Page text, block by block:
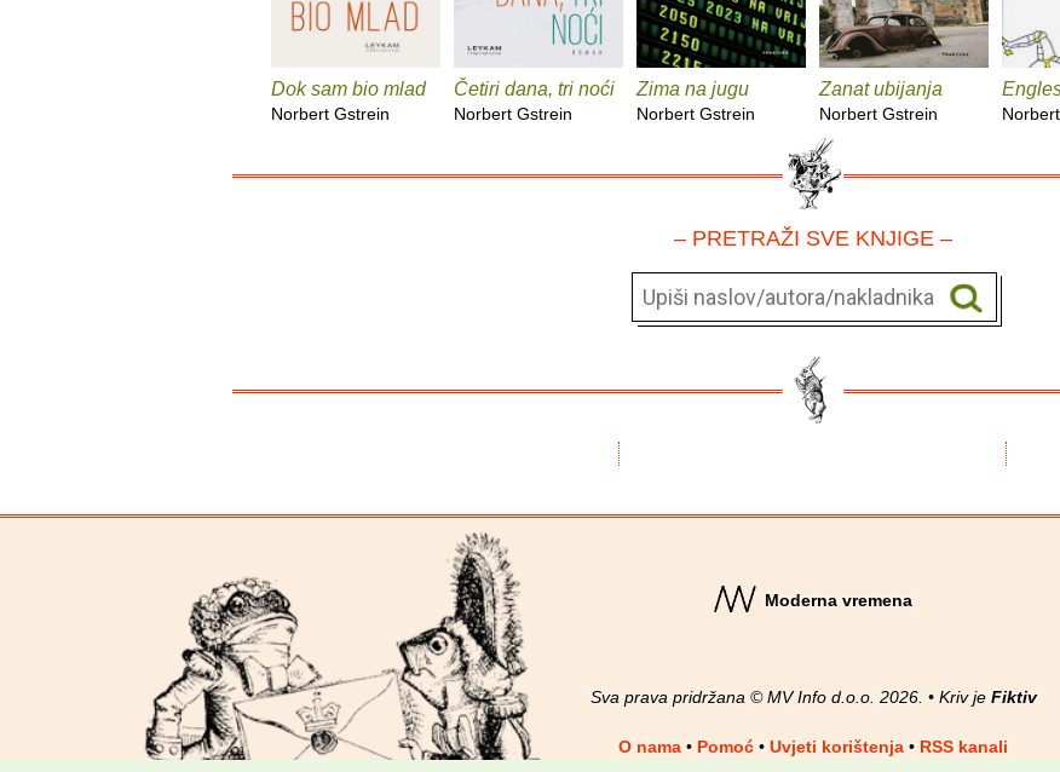
Dok sam bio mlad
Norbert Gstrein
Četiri dana, tri noći
Norbert Gstrein
Zima na jugu
Norbert Gstrein
Zanat ubijanja
Norbert Gstrein
– PRETRAŽI SVE KNJIGE –
Moderna vremena
Sva prava pridržana © MV Info d.o.o. 2026. • Kriv je Fiktiv
O nama • Pomoć • Uvjeti korištenja • RSS kanali